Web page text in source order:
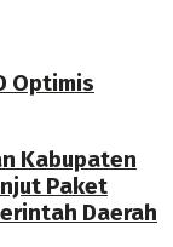
Optimis
Kabupaten
Paket
Daerah